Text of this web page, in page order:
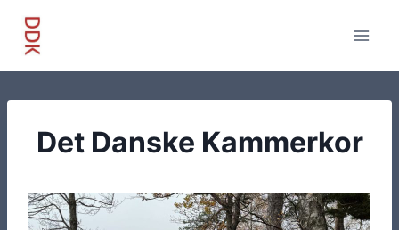
indhold
Det Danske Kammerkor